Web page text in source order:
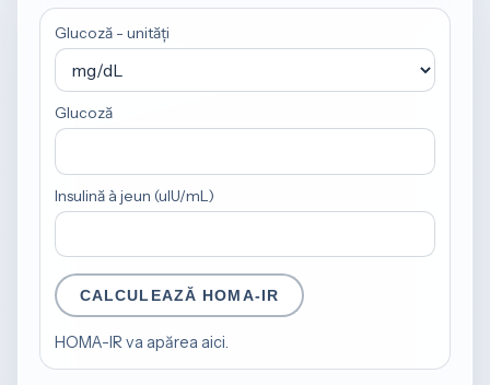
Glucoză - unități
Glucoză
Insulină à jeun (uIU/mL)
CALCULEAZĂ HOMA-IR
HOMA-IR va apărea aici.